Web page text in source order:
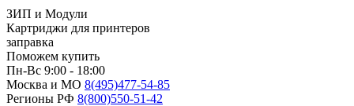
ЗИП и Модули
Картриджи для принтеров
заправка
Поможем купить
Пн-Вс 9:00 - 18:00
Москва и МО 8(495)477-54-85
Регионы РФ 8(800)550-51-42